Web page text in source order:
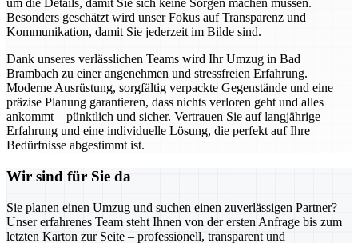
um die Details, damit Sie sich keine Sorgen machen müssen.
Besonders geschätzt wird unser Fokus auf Transparenz und
Kommunikation, damit Sie jederzeit im Bilde sind.
Dank unseres verlässlichen Teams wird Ihr Umzug in Bad
Brambach zu einer angenehmen und stressfreien Erfahrung.
Moderne Ausrüstung, sorgfältig verpackte Gegenstände und eine
präzise Planung garantieren, dass nichts verloren geht und alles
ankommt – pünktlich und sicher. Vertrauen Sie auf langjährige
Erfahrung und eine individuelle Lösung, die perfekt auf Ihre
Bedürfnisse abgestimmt ist.
Wir sind für Sie da
Sie planen einen Umzug und suchen einen zuverlässigen Partner?
Unser erfahrenes Team steht Ihnen von der ersten Anfrage bis zum
letzten Karton zur Seite – professionell, transparent und